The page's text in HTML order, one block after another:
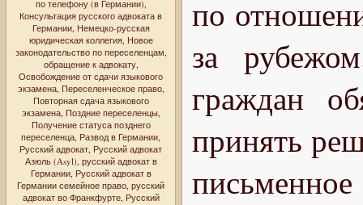
по телефону (в Германии),
Консультация русского адвоката в
Германии, Немецко-русская
юридическая коллегия, Новое
законодательство по переселенцам,
обращение к адвокату,
Освобождение от сдачи языкового
экзамена, Переселенческое право,
Повторная сдача языкового
экзамена, Поздние переселенцы,
Получение статуса позднего
переселенца, Развод в Германии,
Русский адвокат, Русский адвокат
Азюль (Asyl), русский адвокат в
Германии, Русский адвокат в
Германии семейное право, русский
адвокат во Франкфурте, Русский
по
за
граждан
принять